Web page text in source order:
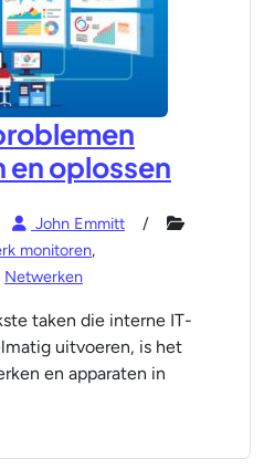
oplossen
John Emmitt
monitoren,
Netwerken
taken die interne IT-
uitvoeren, is het
en apparaten in